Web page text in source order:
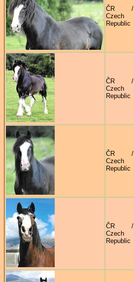
ČR /
Czech
Republic
ČR /
Czech
Republic
ČR /
Czech
Republic
ČR /
Czech
Republic